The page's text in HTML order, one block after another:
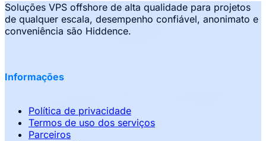
Soluções VPS offshore de alta qualidade para projetos
de qualquer escala, desempenho confiável, anonimato e
conveniência são Hiddence.
Informações
Política de privacidade
Termos de uso dos serviços
Parceiros